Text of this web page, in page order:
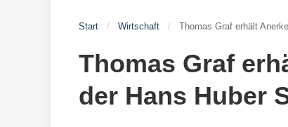
Start / Wirtschaft / Thomas Graf erhält
Thomas Graf
der Hans Huber